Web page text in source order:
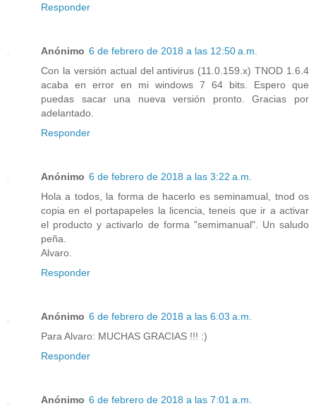
Responder
Anónimo 6 de febrero de 2018 a las 12:50 a.m.
Con la versión actual del antivirus (11.0.159.x) TNOD 1.6.4
acaba en error en mi windows 7 64 bits. Espero que
puedas sacar una nueva versión pronto. Gracias por
adelantado.
Responder
Anónimo 6 de febrero de 2018 a las 3:22 a.m.
Hola a todos, la forma de hacerlo es seminamual, tnod os
copia en el portapapeles la licencia, teneis que ir a activar
el producto y activarlo de forma "semimanual". Un saludo
peña.
Alvaro.
Responder
Anónimo 6 de febrero de 2018 a las 6:03 a.m.
Para Alvaro: MUCHAS GRACIAS !!! :)
Responder
Anónimo 6 de febrero de 2018 a las 7:01 a.m.